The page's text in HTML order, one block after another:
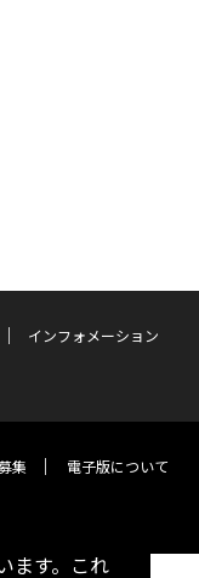
インフォメーション
集 電子版について
ます。これ